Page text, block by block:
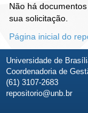
Não há
sua solicitação.
Página inicial do
Universidade de
Coordenadoria de
(61) 3107-2683
repositorio@unb.br